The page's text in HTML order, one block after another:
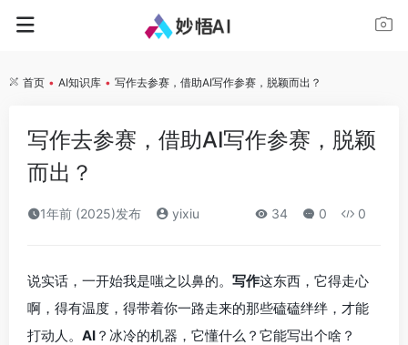
首页 • AI知识库 • 写作去参赛，借助AI写作参赛，脱颖而出？
写作去参赛，借助AI写作参赛，脱颖
而出？
1年前 (2025)发布 yixiu 34 0 0
说实话，一开始我是嗤之以鼻的。 写作这东西，它得走心
啊，得有温度，得带着你一路走来的那些磕磕绊绊，才能
打动人。 AI ？冰冷的机器，它懂什么？它能写出个啥？